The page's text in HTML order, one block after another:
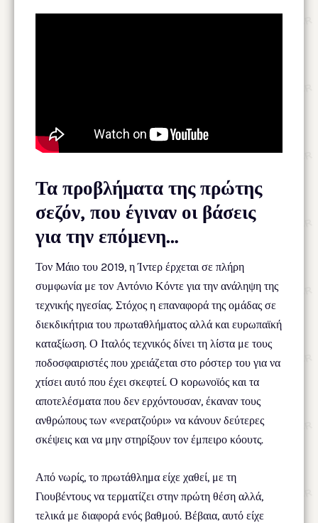
Τα προβλήματα της πρώτης
σεζόν, που έγιναν οι βάσεις
για την επόμενη…
Τον Μάιο του 2019, η Ίντερ έρχεται σε πλήρη
συμφωνία με τον Αντόνιο Κόντε για την ανάληψη της
τεχνικής ηγεσίας. Στόχος η επαναφορά της ομάδας σε
διεκδικήτρια του πρωταθλήματος αλλά και ευρωπαϊκή
καταξίωση. Ο Ιταλός τεχνικός δίνει τη λίστα με τους
ποδοσφαιριστές που χρειάζεται στο ρόστερ του για να
χτίσει αυτό που έχει σκεφτεί. Ο κορωνοϊός και τα
αποτελέσματα που δεν ερχόντουσαν, έκαναν τους
ανθρώπους των «νερατζούρι» να κάνουν δεύτερες
σκέψεις και να μην στηρίξουν τον έμπειρο κόουτς.
Από νωρίς, το πρωτάθλημα είχε χαθεί, με τη
Γιουβέντους να τερματίζει στην πρώτη θέση αλλά,
τελικά με διαφορά ενός βαθμού. Βέβαια, αυτό είχε